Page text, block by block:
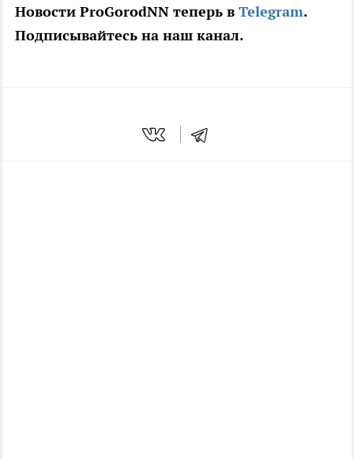
Новости ProGorodNN теперь в Telegram.
Подписывайтесь на наш канал.